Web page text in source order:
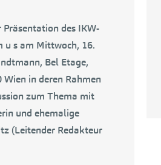
des IKW-
u s am Mittwoch, 16.
Bel Etage,
in deren Rahmen
zum Thema mit
und ehemalige
(Leitender Redakteur